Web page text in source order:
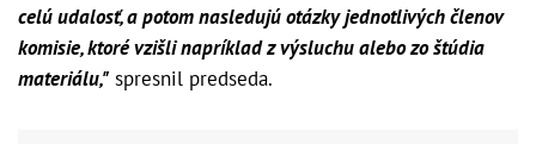
celú udalosť, a potom nasledujú otázky jednotlivých členov
komisie, ktoré vzišli napríklad z výsluchu alebo zo štúdia
materiálu," spresnil predseda.